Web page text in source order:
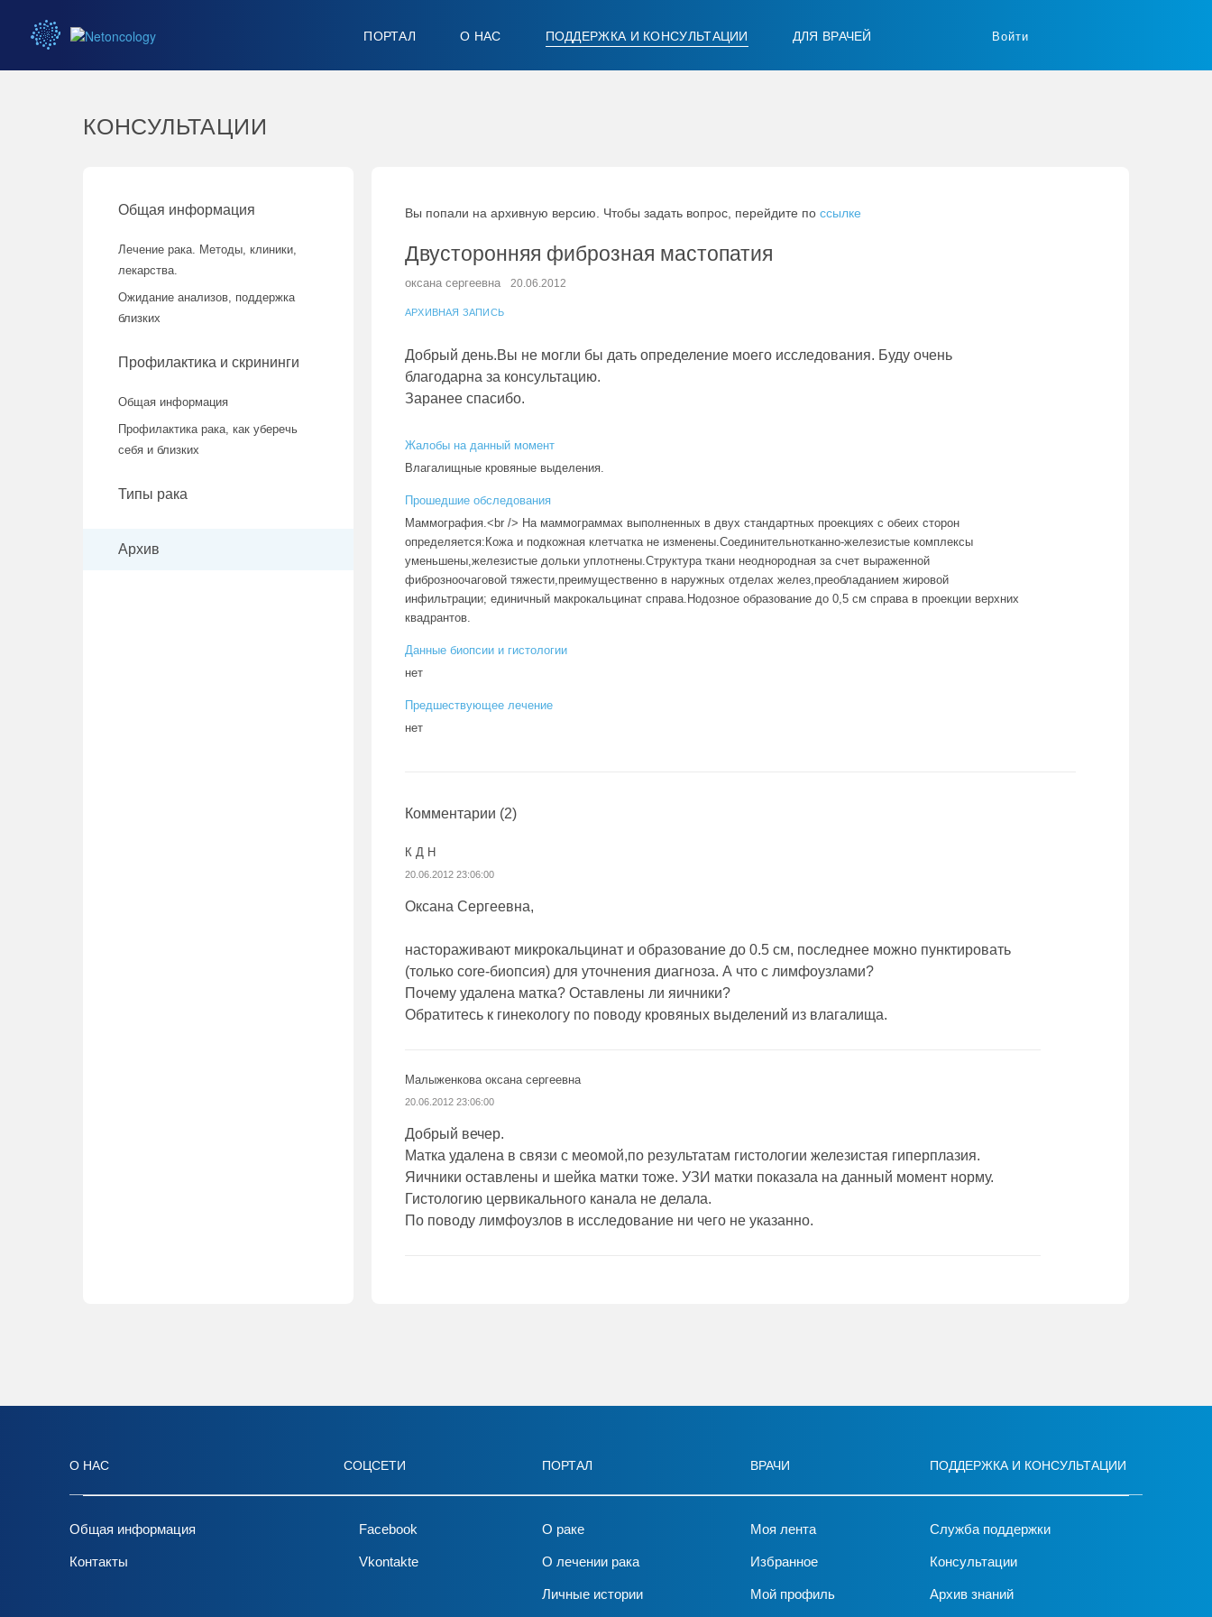
ПОРТАЛ О НАС ПОДДЕРЖКА И КОНСУЛЬТАЦИИ ДЛЯ ВРАЧЕЙ Войти
КОНСУЛЬТАЦИИ
Общая информация
Лечение рака. Методы, клиники,
лекарства.
Ожидание анализов, поддержка
близких
Профилактика и скрининги
Общая информация
Профилактика рака, как уберечь
себя и близких
Типы рака
Архив
Вы попали на архивную версию. Чтобы задать вопрос, перейдите по ссылке
Двусторонняя фиброзная мастопатия
оксана сергеевна 20.06.2012
АРХИВНАЯ ЗАПИСЬ
Добрый день.Вы не могли бы дать определение моего исследования. Буду очень
благодарна за консультацию.
Заранее спасибо.
Жалобы на данный момент
Влагалищные кровяные выделения.
Прошедшие обследования
Маммография.<br /> На маммограммах выполненных в двух стандартных проекциях с обеих сторон
определяется:Кожа и подкожная клетчатка не изменены.Соединительнотканно-железистые комплексы
уменьшены,железистые дольки уплотнены.Структура ткани неоднородная за счет выраженной
фиброзноочаговой тяжести,преимущественно в наружных отделах желез,преобладанием жировой
инфильтрации; единичный макрокальцинат справа.Нодозное образование до 0,5 см справа в проекции верхних
квадрантов.
Данные биопсии и гистологии
нет
Предшествующее лечение
нет
Комментарии (2)
К Д Н
20.06.2012 23:06:00
Оксана Сергеевна,
настораживают микрокальцинат и образование до 0.5 см, последнее можно пунктировать
(только core-биопсия) для уточнения диагноза. А что с лимфоузлами?
Почему удалена матка? Оставлены ли яичники?
Обратитесь к гинекологу по поводу кровяных выделений из влагалища.
Малыженкова оксана сергеевна
20.06.2012 23:06:00
Добрый вечер.
Матка удалена в связи с меомой,по результатам гистологии железистая гиперплазия.
Яичники оставлены и шейка матки тоже. УЗИ матки показала на данный момент норму.
Гистологию цервикального канала не делала.
По поводу лимфоузлов в исследование ни чего не указанно.
О НАС
Общая информация
Контакты
СОЦСЕТИ
Facebook
Vkontakte
ПОРТАЛ
О раке
О лечении рака
Личные истории
ВРАЧИ
Моя лента
Избранное
Мой профиль
ПОДДЕРЖКА И КОНСУЛЬТАЦИИ
Служба поддержки
Консультации
Архив знаний